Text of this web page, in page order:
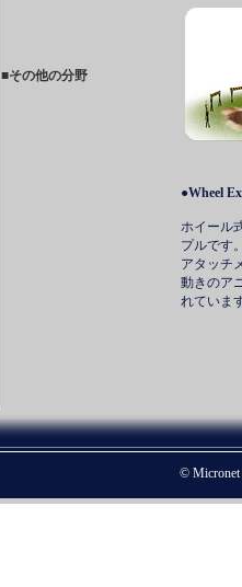
■その他の分野
●Wheel
ホイール
プルです
アタッチ
動きのア
れていま
© Micronet